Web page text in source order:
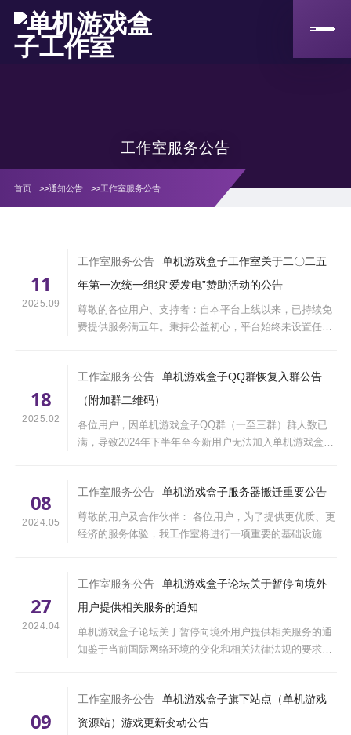
工作室服务公告
首页 >>通知公告 >>工作室服务公告
11
2025.09
工作室服务公告
单机游戏盒子工作室关于二〇二五
年第一次统一组织“爱发电”赞助活动的公告
尊敬的各位用户、支持者：自本平台上线以来，已持续免
费提供服务满五年。秉持公益初心，平台始终未设置任何
于未来三年的服务器续费。&nbs
18
2025.02
工作室服务公告
单机游戏盒子QQ群恢复入群公告
（附加群二维码）
各位用户，因单机游戏盒子QQ群（一至三群）群人数已
满，导致2024年下半年至今新用户无法加入单机游戏盒子
人，欢迎各位有意愿加入单机游戏盒子QQ群的朋友加···
08
2024.05
工作室服务公告 单机游戏盒子服务器搬迁重要公告
尊敬的用户及合作伙伴： 各位用户，为了提供更优质、更
经济的服务体验，我工作室将进行一项重要的基础设施升
下是关于即将进行的服务器搬
27
2024.04
工作室服务公告
单机游戏盒子论坛关于暂停向境外
用户提供相关服务的通知
单机游戏盒子论坛关于暂停向境外用户提供相关服务的通
知鉴于当前国际网络环境的变化和相关法律法规的要求，
停向境外用户提供相关服务。现就有关事项公···
09
工作室服务公告
单机游戏盒子旗下站点（单机游戏
资源站）游戏更新变动公告